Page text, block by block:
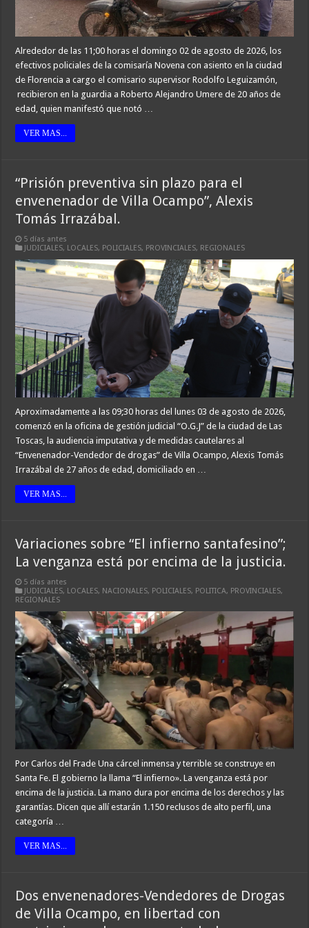
Alrededor de las 11;00 horas el domingo 02 de agosto de 2026, los
efectivos policiales de la comisaría Novena con asiento en la ciudad
de Florencia a cargo el comisario supervisor Rodolfo Leguizamón,
recibieron en la guardia a Roberto Alejandro Umere de 20 años de
edad, quien manifestó que notó …
VER MAS...
“Prisión preventiva sin plazo para el
envenenador de Villa Ocampo”, Alexis
Tomás Irrazábal.
5 días antes
JUDICIALES, LOCALES, POLICIALES, PROVINCIALES, REGIONALES
Aproximadamente a las 09;30 horas del lunes 03 de agosto de 2026,
comenzó en la oficina de gestión judicial “O.G.J” de la ciudad de Las
Toscas, la audiencia imputativa y de medidas cautelares al
“Envenenador-Vendedor de drogas” de Villa Ocampo, Alexis Tomás
Irrazábal de 27 años de edad, domiciliado en …
VER MAS...
Variaciones sobre “El infierno santafesino”;
La venganza está por encima de la justicia.
5 días antes
JUDICIALES, LOCALES, NACIONALES, POLICIALES, POLITICA, PROVINCIALES,
REGIONALES
Por Carlos del Frade Una cárcel inmensa y terrible se construye en
Santa Fe. El gobierno la llama “El infierno». La venganza está por
encima de la justicia. La mano dura por encima de los derechos y las
garantías. Dicen que allí estarán 1.150 reclusos de alto perfil, una
categoría …
VER MAS...
Dos envenenadores-Vendedores de Drogas
de Villa Ocampo, en libertad con